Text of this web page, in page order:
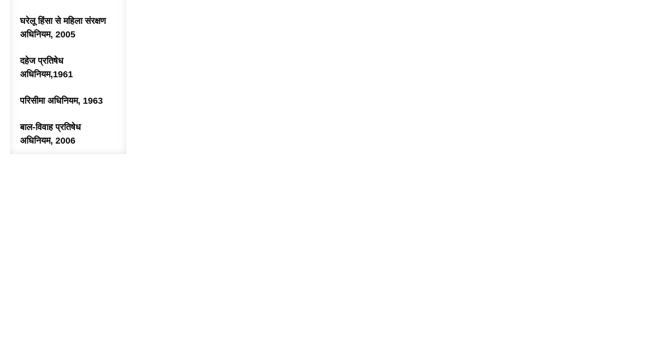
घरेलू हिंसा से महिला संरक्षण
अधिनियम, 2005
दहेज प्रतिषेध
अधिनियम,1961
परिसीमा अधिनियम, 1963
बाल-विवाह प्रतिषेध
अधिनियम, 2006